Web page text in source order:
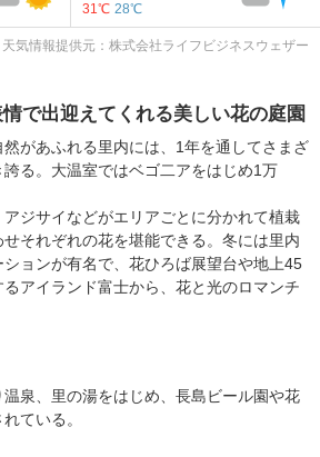
31℃ 28℃
天気情報提供元：株式会社ライフビジネスウェザー
で出迎えてくれる美しい花の庭園
があふれる里内には、1年を通してさまざ
る。大温室ではベゴ二アをはじめ1万
ジサイなどがエリアごとに分かれて植栽
それぞれの花を堪能できる。冬には里内
ョンが有名で、花ひろば展望台や地上45
るアイランド富士から、花と光のロマンチ
泉、里の湯をはじめ、長島ビール園や花
ている。